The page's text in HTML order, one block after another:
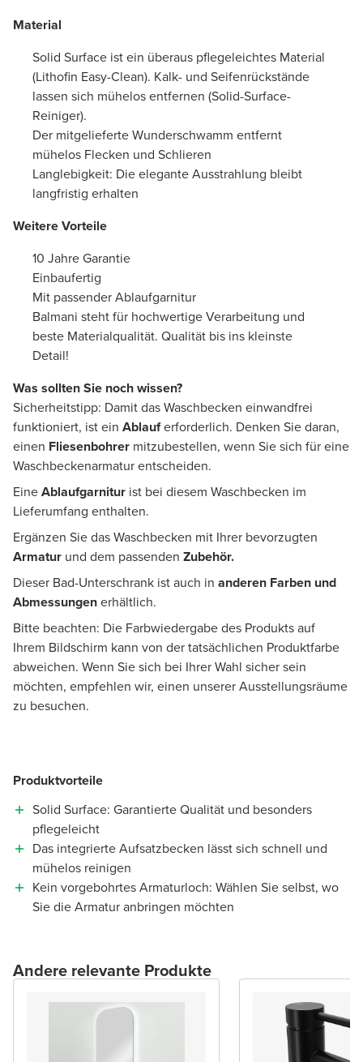
Material
Solid Surface ist ein überaus pflegeleichtes Material
(Lithofin Easy-Clean). Kalk- und Seifenrückstände
lassen sich mühelos entfernen (Solid-Surface-
Reiniger).
Der mitgelieferte Wunderschwamm entfernt
mühelos Flecken und Schlieren
Langlebigkeit: Die elegante Ausstrahlung bleibt
langfristig erhalten
Weitere Vorteile
10 Jahre Garantie
Einbaufertig
Mit passender Ablaufgarnitur
Balmani steht für hochwertige Verarbeitung und
beste Materialqualität. Qualität bis ins kleinste
Detail!
Was sollten Sie noch wissen?
Sicherheitstipp: Damit das Waschbecken einwandfrei
funktioniert, ist ein Ablauferforderlich. Denken Sie daran,
einen Fliesenbohrer mitzubestellen, wenn Sie sich für eine
Waschbeckenarmatur entscheiden.
EineAblaufgarnitur ist bei diesem Waschbecken im
Lieferumfang enthalten.
Ergänzen Sie das Waschbecken mit Ihrer bevorzugten
Armatur und dem passenden Zubehör.
Dieser Bad-Unterschrank ist auch in anderen Farben und
Abmessungenerhältlich.
Bitte beachten: Die Farbwiedergabe des Produkts auf
Ihrem Bildschirm kann von der tatsächlichen Produktfarbe
abweichen. Wenn Sie sich bei Ihrer Wahl sicher sein
möchten, empfehlen wir, einen unserer Ausstellungsräume
zu besuchen.
Produktvorteile
Solid Surface: Garantierte Qualität und besonders
pflegeleicht
Das integrierte Aufsatzbecken lässt sich schnell und
mühelos reinigen
Kein vorgebohrtes Armaturloch: Wählen Sie selbst, wo
Sie die Armatur anbringen möchten
Andere relevante Produkte